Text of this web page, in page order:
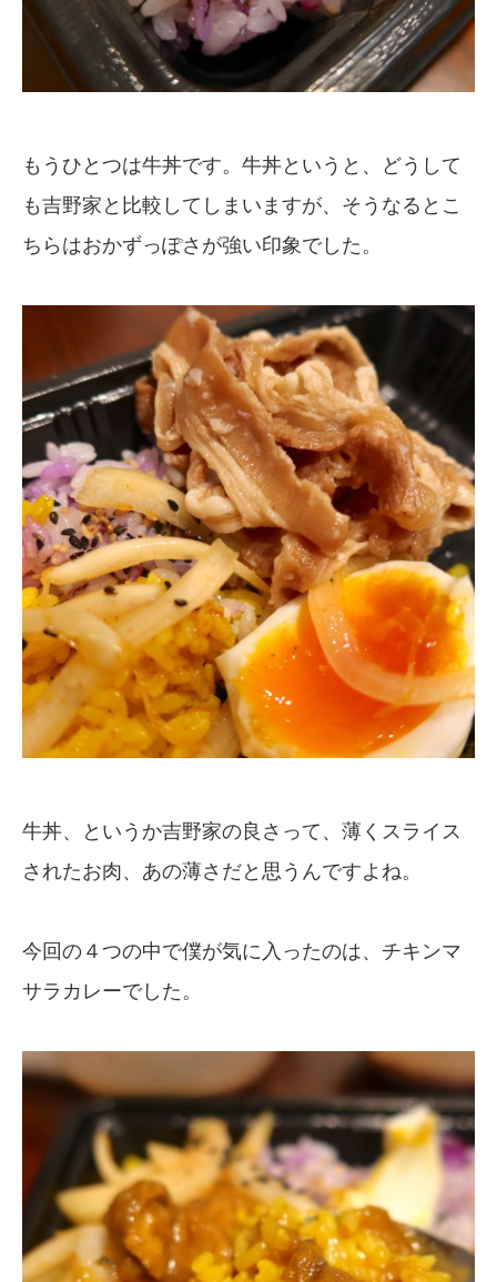
もうひとつは牛丼です。牛丼というと、どうして
も吉野家と比較してしまいますが、そうなるとこ
ちらはおかずっぽさが強い印象でした。
牛丼、というか吉野家の良さって、薄くスライス
されたお肉、あの薄さだと思うんですよね。
今回の４つの中で僕が気に入ったのは、チキンマ
サラカレーでした。